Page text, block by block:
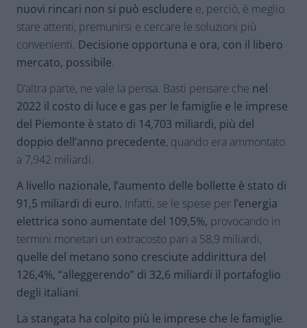
nuovi rincari non si può escludere e, perciò, è meglio
stare attenti, premunirsi e cercare le soluzioni più
convenienti. Decisione opportuna e ora, con il libero
mercato, possibile.
D’altra parte, ne vale la pensa. Basti pensare che nel
2022 il costo di luce e gas per le famiglie e le imprese
del Piemonte è stato di 14,703 miliardi, più del
doppio dell’anno precedente, quando era ammontato
a 7,942 miliardi.
A livello nazionale, l’aumento delle bollette è stato di
91,5 miliardi di euro. Infatti, se le spese per l’energia
elettrica sono aumentate del 109,5%, provocando in
termini monetari un extracosto pari a 58,9 miliardi,
quelle del metano sono cresciute addirittura del
126,4%, “alleggerendo” di 32,6 miliardi il portafoglio
degli italiani.
La stangata ha colpito più le imprese che le famiglie.